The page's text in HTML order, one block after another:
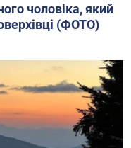
чоловіка, який
(ФОТО)